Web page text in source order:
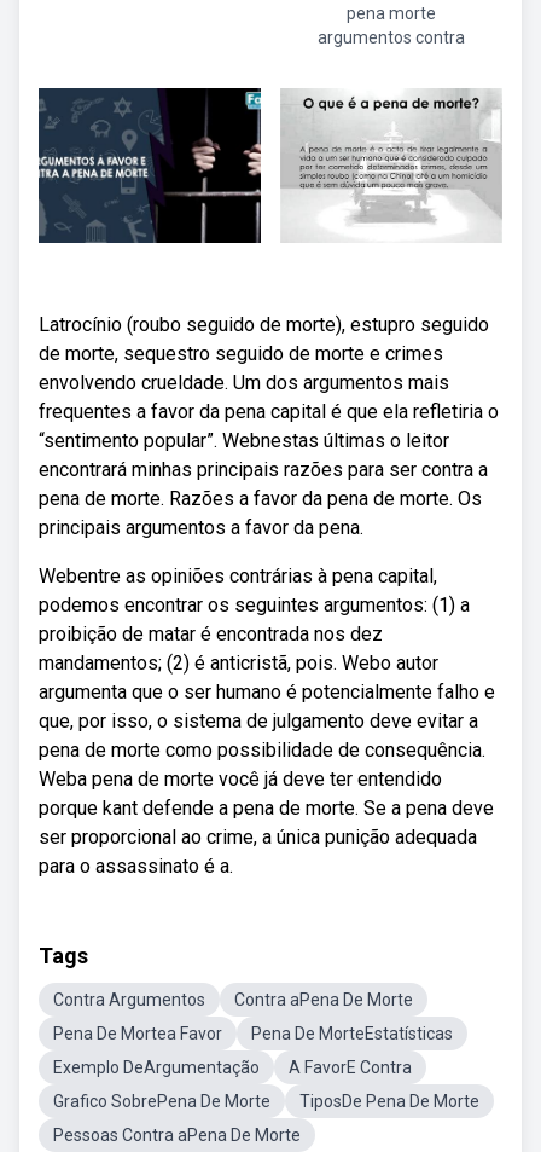
pena morte
argumentos contra
Latrocínio (roubo seguido de morte), estupro seguido
de morte, sequestro seguido de morte e crimes
envolvendo crueldade. Um dos argumentos mais
frequentes a favor da pena capital é que ela refletiria o
“sentimento popular”. Webnestas últimas o leitor
encontrará minhas principais razões para ser contra a
pena de morte. Razões a favor da pena de morte. Os
principais argumentos a favor da pena.
Webentre as opiniões contrárias à pena capital,
podemos encontrar os seguintes argumentos: (1) a
proibição de matar é encontrada nos dez
mandamentos; (2) é anticristã, pois. Webo autor
argumenta que o ser humano é potencialmente falho e
que, por isso, o sistema de julgamento deve evitar a
pena de morte como possibilidade de consequência.
Weba pena de morte você já deve ter entendido
porque kant defende a pena de morte. Se a pena deve
ser proporcional ao crime, a única punição adequada
para o assassinato é a.
Tags
Contra Argumentos
Contra aPena De Morte
Pena De Mortea Favor
Pena De MorteEstatísticas
Exemplo DeArgumentação
A FavorE Contra
Grafico SobrePena De Morte
TiposDe Pena De Morte
Pessoas Contra aPena De Morte